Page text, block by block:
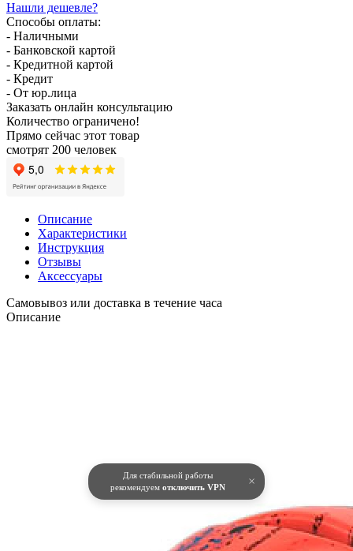
Для стабильной работы
рекомендуем отключить VPN ×
Нашли дешевле?
Способы оплаты:
- Наличными
- Банковской картой
- Кредитной картой
- Кредит
- От юр.лица
Заказать онлайн консультацию
Количество ограничено!
Прямо сейчас этот товар
смотрят 200 человек
Описание
Характеристики
Инструкция
Отзывы
Аксессуары
Самовывоз или доставка в течение часа
Описание